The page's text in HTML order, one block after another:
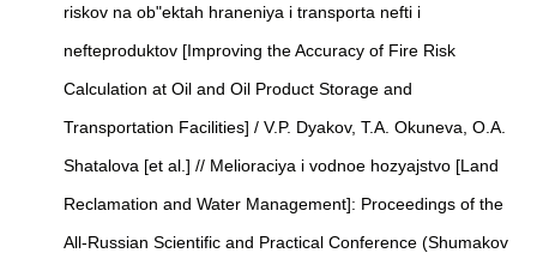
riskov na ob"ektah hraneniya i transporta nefti i
nefteproduktov [Improving the Accuracy of Fire Risk
Calculation at Oil and Oil Product Storage and
Transportation Facilities] / V.P. Dyakov, T.A. Okuneva, O.A.
Shatalova [et al.] // Melioraciya i vodnoe hozyajstvo [Land
Reclamation and Water Management]: Proceedings of the
All-Russian Scientific and Practical Conference (Shumakov